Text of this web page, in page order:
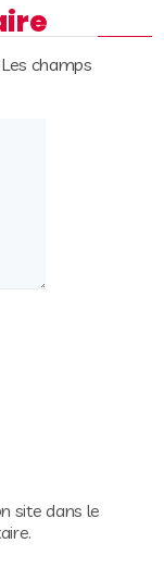
Les champs
site dans le